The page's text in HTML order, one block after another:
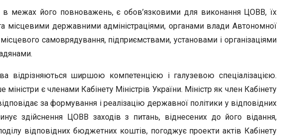
в межах його повноважень, є обов’язковими для виконання ЦОВВ, їх
місцевими державними адміністраціями, органами влади Автономної
самоврядування, підприємствами, установами і організаціями
відрізняються ширшою компетенцією і галузевою спеціалізацією.
є членами Кабінету Міністрів України. Міністр як член Кабінету
за формування і реалізацію державної політики у відповідних
здійснення ЦОВВ заходів з питань, віднесених до його відання,
відповідних бюджетних коштів, погоджує проекти актів Кабінету